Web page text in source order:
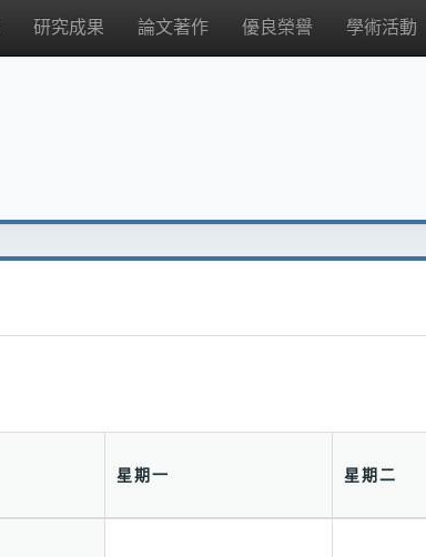
研究成果 論文著作 優良榮譽 學術活動
星期一 星期二